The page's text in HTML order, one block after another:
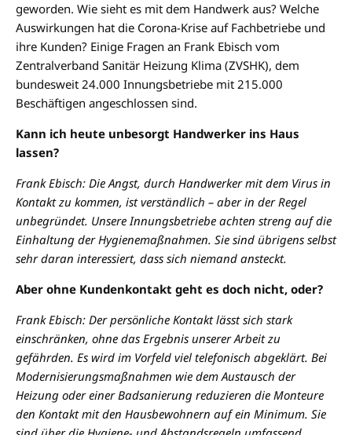
geworden. Wie sieht es mit dem Handwerk aus? Welche
Auswirkungen hat die Corona-Krise auf Fachbetriebe und
ihre Kunden? Einige Fragen an Frank Ebisch vom
Zentralverband Sanitär Heizung Klima (ZVSHK), dem
bundesweit 24.000 Innungsbetriebe mit 215.000
Beschäftigen angeschlossen sind.
Kann ich heute unbesorgt Handwerker ins Haus
lassen?
Frank Ebisch: Die Angst, durch Handwerker mit dem Virus in
Kontakt zu kommen, ist verständlich – aber in der Regel
unbegründet. Unsere Innungsbetriebe achten streng auf die
Einhaltung der Hygienemaßnahmen. Sie sind übrigens selbst
sehr daran interessiert, dass sich niemand ansteckt.
Aber ohne Kundenkontakt geht es doch nicht, oder?
Frank Ebisch: Der persönliche Kontakt lässt sich stark
einschränken, ohne das Ergebnis unserer Arbeit zu
gefährden. Es wird im Vorfeld viel telefonisch abgeklärt. Bei
Modernisierungsmaßnahmen wie dem Austausch der
Heizung oder einer Badsanierung reduzieren die Monteure
den Kontakt mit den Hausbewohnern auf ein Minimum. Sie